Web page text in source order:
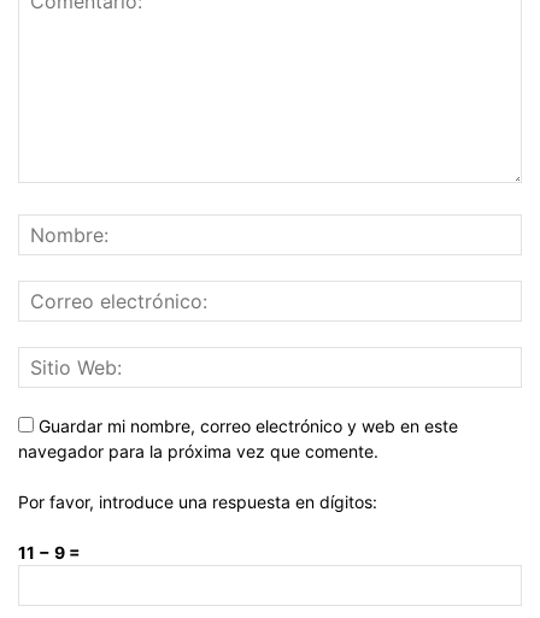
Guardar mi nombre, correo electrónico y web en este
navegador para la próxima vez que comente.
Por favor, introduce una respuesta en dígitos:
11 − 9 =